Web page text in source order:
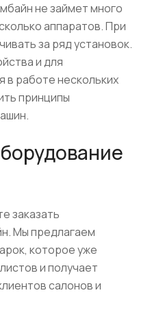
не займет много
аппаратов. При
за ряд установок.
и для
в работе нескольких
принципы
заказать
Мы предлагаем
которое уже
и получает
салонов и